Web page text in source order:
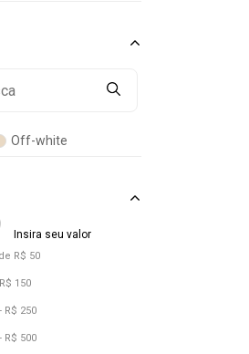
Off-white
R$ 50
150
R$ 250
R$ 500